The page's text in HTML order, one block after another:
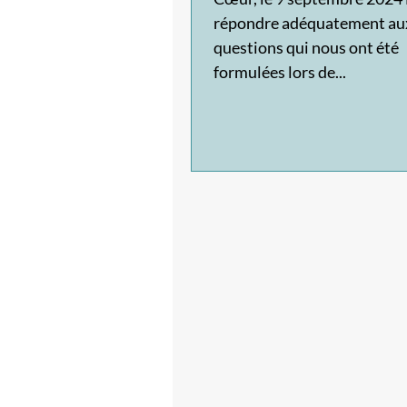
répondre adéquatement
questions qui nous ont été
formulées lors de...